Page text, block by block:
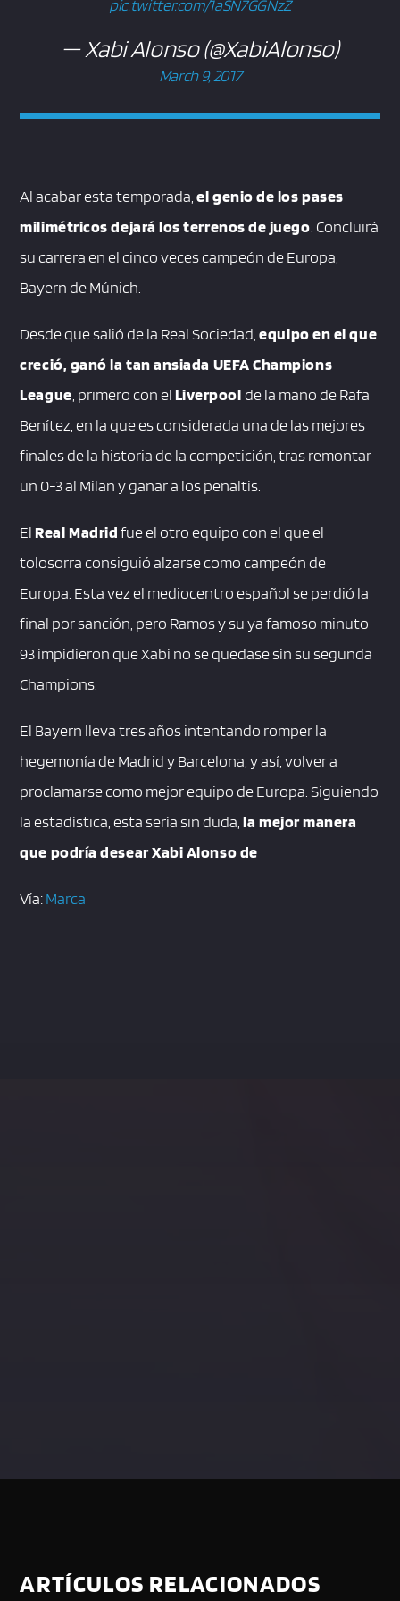
pic.twitter.com/1aSN7GGNzZ
— Xabi Alonso (@XabiAlonso)
March 9, 2017
Al acabar esta temporada,el genio de los pases
milimétricos dejará los terrenos de juego. Concluirá
su carrera en el cinco veces campeón de Europa,
Bayern de Múnich.
Desde que salió de la Real Sociedad,equipo en el que
creció, ganó la tan ansiada UEFA Champions
League, primero con elLiverpoolde la mano de Rafa
Benítez, en la que es considerada una de las mejores
finales de la historia de la competición, tras remontar
un 0-3 al Milan y ganar a los penaltis.
ElReal Madridfue el otro equipo con el que el
tolosorra consiguió alzarse como campeón de
Europa. Esta vez el mediocentro español se perdió la
final por sanción, pero Ramos y su ya famoso minuto
93 impidieron que Xabi no se quedase sin su segunda
Champions.
El Bayern lleva tres años intentando romper la
hegemonía de Madrid y Barcelona, y así, volver a
proclamarse como mejor equipo de Europa. Siguiendo
la estadística, esta sería sin duda,la mejor manera
que podría desear Xabi Alonso de
Vía:Marca
ARTÍCULOS RELACIONADOS